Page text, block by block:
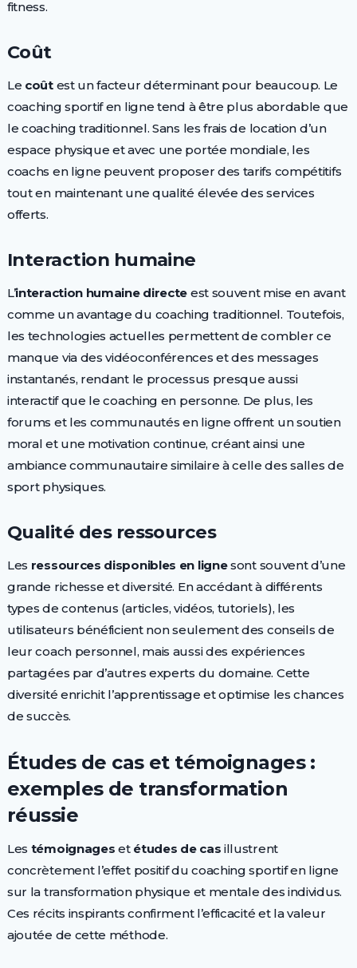
fitness.
Coût
Le coûtest un facteur déterminant pour beaucoup. Le
coaching sportif en ligne tend à être plus abordable que
le coaching traditionnel. Sans les frais de location d’un
espace physique et avec une portée mondiale, les
coachs en ligne peuvent proposer des tarifs compétitifs
tout en maintenant une qualité élevée des services
offerts.
Interaction humaine
L’interaction humaine directe est souvent mise en avant
comme un avantage du coaching traditionnel. Toutefois,
les technologies actuelles permettent de combler ce
manque via des vidéoconférences et des messages
instantanés, rendant le processus presque aussi
interactif que le coaching en personne. De plus, les
forums et les communautés en ligne offrent un soutien
moral et une motivation continue, créant ainsi une
ambiance communautaire similaire à celle des salles de
sport physiques.
Qualité des ressources
Les ressources disponibles en lignesont souvent d’une
grande richesse et diversité. En accédant à différents
types de contenus (articles, vidéos, tutoriels), les
utilisateurs bénéficient non seulement des conseils de
leur coach personnel, mais aussi des expériences
partagées par d’autres experts du domaine. Cette
diversité enrichit l’apprentissage et optimise les chances
de succès.
Études de cas et témoignages :
exemples de transformation
réussie
Les témoignages et études de cas illustrent
concrètement l’effet positif du coaching sportif en ligne
sur la transformation physique et mentale des individus.
Ces récits inspirants confirment l’efficacité et la valeur
ajoutée de cette méthode.